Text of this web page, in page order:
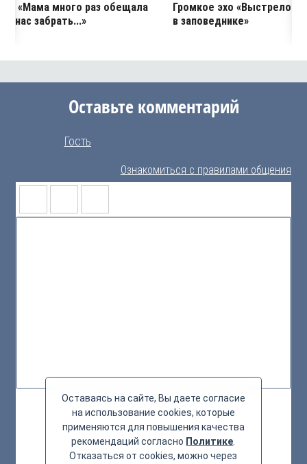
«Мама много раз обещала
нас забрать...»
Громкое эхо «Выстрелов
в заповеднике»
Оставьте комментарий
Гость
Ознакомиться с правилами общения
Оставаясь на сайте, Вы даете согласие
на использование cookies, которые
применяются для повышения качества
рекомендаций согласно Политике
Отказаться от cookies, можно через